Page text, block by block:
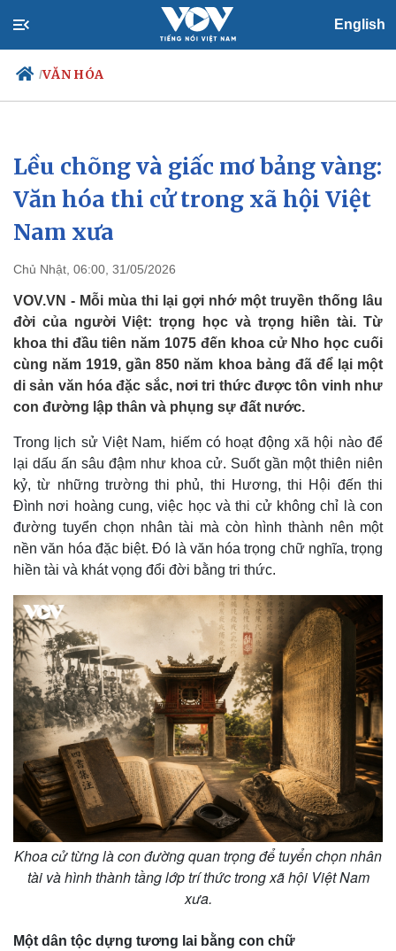
English
/VĂN HÓA
Chính trị
Đảng
Tổ chức nhân sự
Quốc hội
Xã hội
Dự báo thời tiết
Lều chõng và giấc mơ bảng vàng:
Văn hóa thi cử trong xã hội Việt
Nam xưa
Chủ Nhật, 06:00, 31/05/2026
VOV.VN - Mỗi mùa thi lại gợi nhớ một truyền thống lâu
đời của người Việt: trọng học và trọng hiền tài. Từ
khoa thi đầu tiên năm 1075 đến khoa cử Nho học cuối
cùng năm 1919, gần 850 năm khoa bảng đã để lại một
di sản văn hóa đặc sắc, nơi tri thức được tôn vinh như
con đường lập thân và phụng sự đất nước.
Trong lịch sử Việt Nam, hiếm có hoạt động xã hội nào để
lại dấu ấn sâu đậm như khoa cử. Suốt gần một thiên niên
kỷ, từ những trường thi phủ, thi Hương, thi Hội đến thi
Đình nơi hoàng cung, việc học và thi cử không chỉ là con
đường tuyển chọn nhân tài mà còn hình thành nên một
nền văn hóa đặc biệt. Đó là văn hóa trọng chữ nghĩa, trọng
hiền tài và khát vọng đổi đời bằng tri thức.
Khoa cử từng là con đường quan trọng để tuyển chọn nhân
tài và hình thành tầng lớp trí thức trong xã hội Việt Nam
xưa.
Một dân tộc dựng tương lai bằng con chữ